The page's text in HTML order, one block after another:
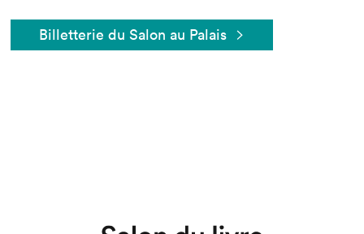
Billetterie du Salon au Palais